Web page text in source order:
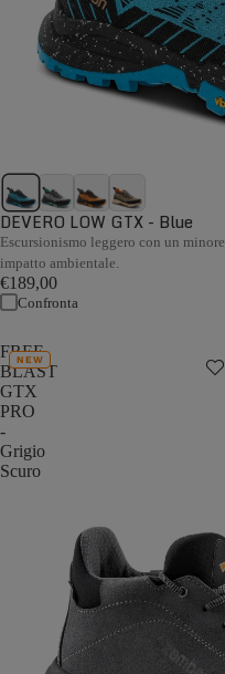
DEVERO LOW GTX - Blue
Escursionismo leggero con un minore
impatto ambientale.
€189,00
Confronta
FREE
BLAST
GTX
PRO
-
Grigio
Scuro
NEW